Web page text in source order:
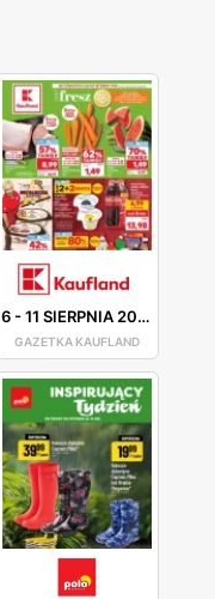
6-11 SIERPNIA 2026
GAZETKA KAUFLAND